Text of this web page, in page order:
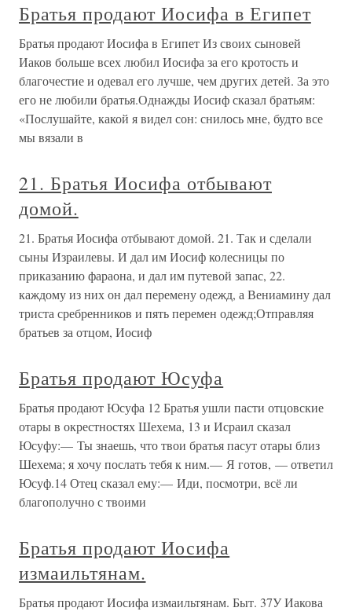
Братья продают Иосифа в Египет
Братья продают Иосифа в Египет Из своих сыновей
Иаков больше всех любил Иосифа за его кротость и
благочестие и одевал его лучше, чем других детей. За это
его не любили братья.Однажды Иосиф сказал братьям:
«Послушайте, какой я видел сон: снилось мне, будто все
мы вязали в
21. Братья Иосифа отбывают
домой.
21. Братья Иосифа отбывают домой. 21. Так и сделали
сыны Израилевы. И дал им Иосиф колесницы по
приказанию фараона, и дал им путевой запас, 22.
каждому из них он дал перемену одежд, а Вениамину дал
триста сребренников и пять перемен одежд;Отправляя
братьев за отцом, Иосиф
Братья продают Юсуфа
Братья продают Юсуфа 12 Братья ушли пасти отцовские
отары в окрестностях Шехема, 13 и Исраил сказал
Юсуфу:— Ты знаешь, что твои братья пасут отары близ
Шехема; я хочу послать тебя к ним.— Я готов, — ответил
Юсуф.14 Отец сказал ему:— Иди, посмотри, всё ли
благополучно с твоими
Братья продают Иосифа
измаильтянам.
Братья продают Иосифа измаильтянам. Быт. 37У Иакова